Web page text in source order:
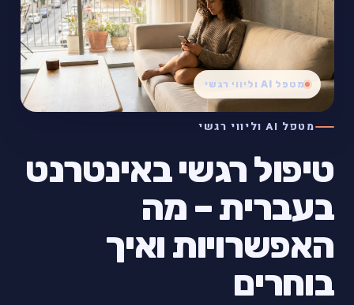
מטפל AI וליווי רגשי
טיפול רגשי באינטרנט
בעברית – מה
האפשרויות ואיך
בוחרים
מטפל AI וליווי רגשי